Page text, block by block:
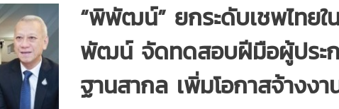
“พิพัฒน์” ยกระดับเชพไทย
พัฒน์ จัดทดสอบฝีมือผู้ประก
ฐานสากล เพิ่มโอกาสจ้างงา